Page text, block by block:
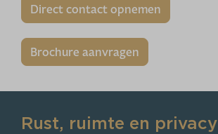
Direct contact opnemen
Brochure aanvragen
Rust, ruimte en privacy